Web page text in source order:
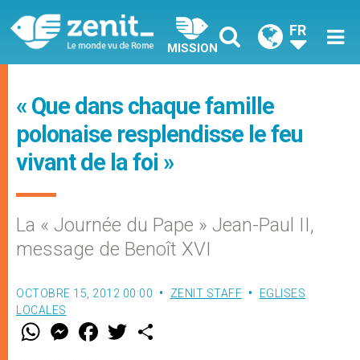
MISSION
FR
« Que dans chaque famille
polonaise resplendisse le feu
vivant de la foi »
La « Journée du Pape » Jean-Paul II,
message de Benoît XVI
OCTOBRE 15, 2012 00:00 ZENIT STAFF
EGLISES
LOCALES
W M
e
F
a w